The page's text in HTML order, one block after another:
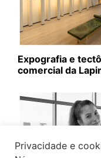
Expografia e
comercial da
Privacidade e